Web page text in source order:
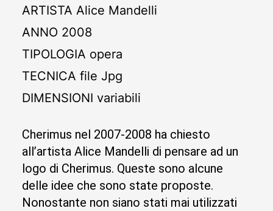
ARTISTA Alice Mandelli
ANNO 2008
TIPOLOGIA opera
TECNICA file Jpg
DIMENSIONI variabili
Cherimus nel 2007-2008 ha chiesto
all’artista Alice Mandelli di pensare ad un
logo di Cherimus. Queste sono alcune
delle idee che sono state proposte.
Nonostante non siano stati mai utilizzati